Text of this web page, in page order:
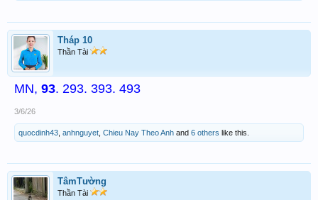
Tháp 10
Thần Tài
MN, 93. 293. 393. 493
3/6/26
quocdinh43 anhnguyet Chieu Nay Theo Anh and 6 others like this.
TâmTường
Thần Tài